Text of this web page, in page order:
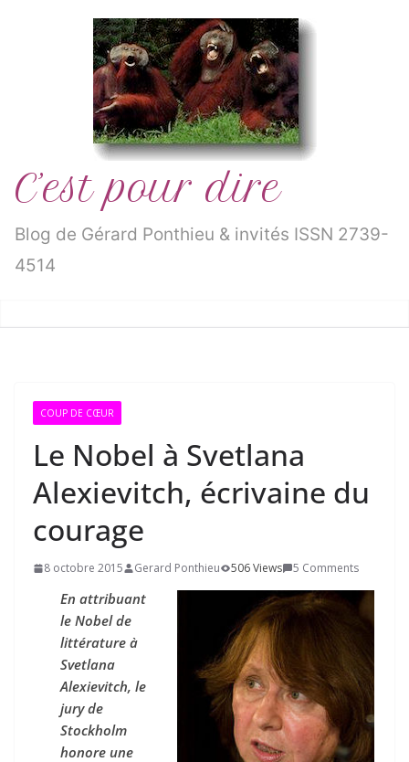
C’est pour dire
Blog de Gérard Ponthieu & invités ISSN 2739-
4514
COUP DE CŒUR
Le Nobel à Svetlana
Alexievitch, écrivaine du
courage
8 octobre 2015 Gerard Ponthieu 506 Views 5 Comments
En attribuant
le Nobel de
littérature à
Svetlana
Alexievitch, le
jury de
Stockholm
honore une